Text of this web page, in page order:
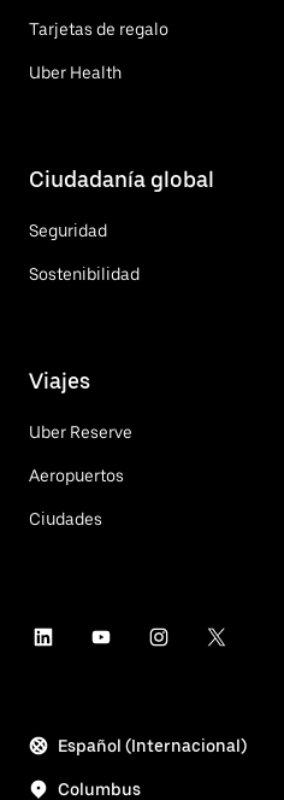
Tarjetas de regalo
Uber Health
Ciudadanía global
Seguridad
Sostenibilidad
Viajes
Uber Reserve
Aeropuertos
Ciudades
Español (Internacional)
Columbus